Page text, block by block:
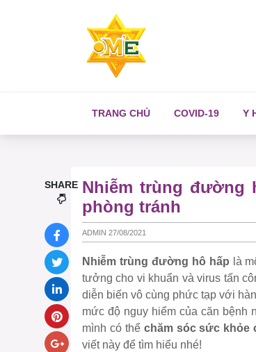
TRANG CHỦ COVID-19 Y
Nhiễm trùng đường
phòng tránh
ADMIN 27/08/2021
Nhiễm trùng đường hô hấp là
tưởng cho vi khuẩn và virus tấn
diễn biến vô cùng phức tạp với
mức độ nguy hiểm của căn bệnh
mình có thể chăm sóc sức khỏe
viết này để tìm hiểu nhé!
SHARE